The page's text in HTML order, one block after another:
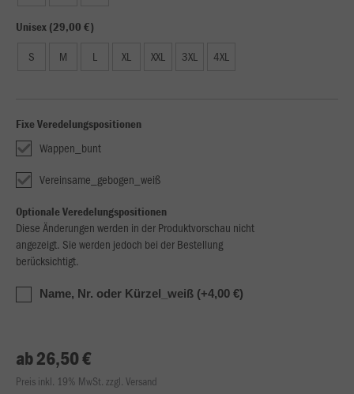
Unisex (29,00 €)
S M L XL XXL 3XL 4XL
Fixe Veredelungspositionen
Wappen_bunt
Vereinsame_gebogen_weiß
Optionale Veredelungspositionen
Diese Änderungen werden in der Produktvorschau nicht
angezeigt. Sie werden jedoch bei der Bestellung
berücksichtigt.
Name, Nr. oder Kürzel_weiß (+4,00 €)
ab 26,50 €
Preis inkl. 19% MwSt. zzgl. Versand